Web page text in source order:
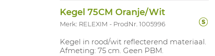
Kegel 75CM Oranje/Wit
Merk: RELEXIM ProdNr. 1005996
Kegel in rood/wit reflecterend materiaal.
Afmeting: 75 cm. Geen PBM.